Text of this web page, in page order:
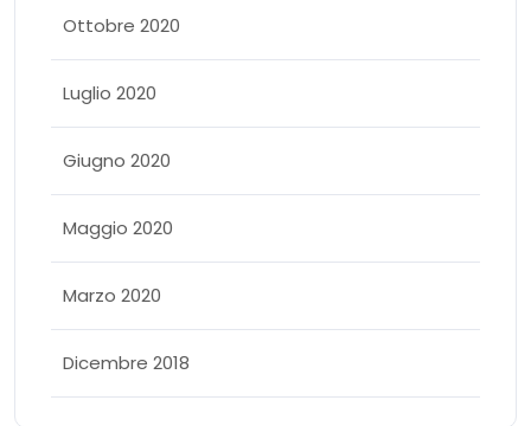
Ottobre 2020
Luglio 2020
Giugno 2020
Maggio 2020
Marzo 2020
Dicembre 2018